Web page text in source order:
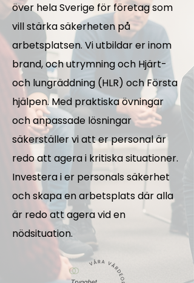
över hela Sverige för företag som
vill stärka säkerheten på
arbetsplatsen. Vi utbildar er inom
brand, och utrymning och Hjärt-
och lungräddning (HLR) och Första
hjälpen. Med praktiska övningar
och anpassade lösningar
säkerställer vi att er personal är
redo att agera i kritiska situationer.
Investera i er personals säkerhet
och skapa en arbetsplats där alla
är redo att agera vid en
nödsituation.